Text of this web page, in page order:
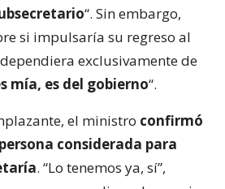
“. Sin embargo,
si impulsaría su regreso al
exclusivamente de
mía, es del gobierno“.
el ministro confirmó
considerada para
. “Lo tenemos ya, sí”,